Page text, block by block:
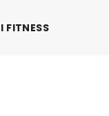
FITNESS